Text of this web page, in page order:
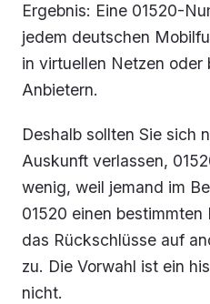
Ergebnis: Eine 01520-
jedem deutschen
in virtuellen Netzen oder
Anbietern.
Deshalb sollten Sie sich
Auskunft verlassen,
wenig, weil jemand im
01520 einen
das Rückschlüsse auf
zu. Die Vorwahl ist ein
nicht.